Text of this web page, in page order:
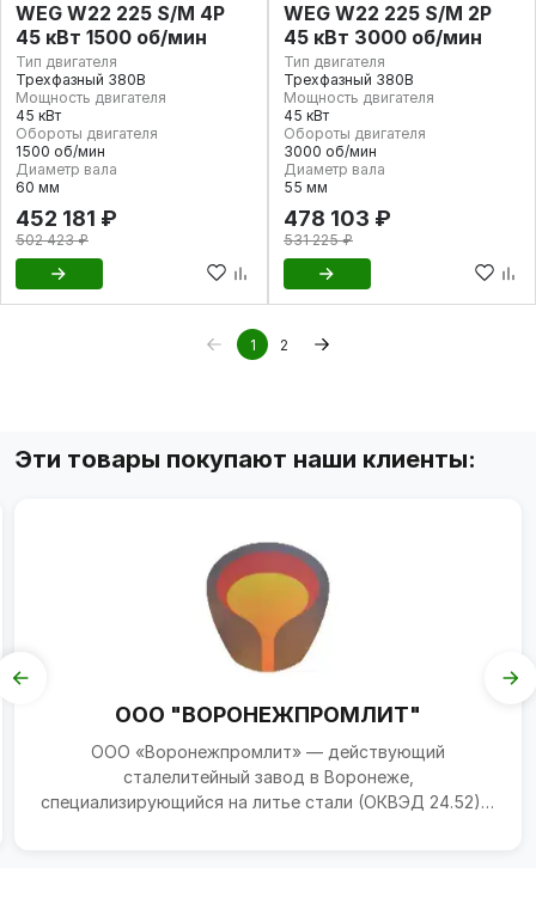
WEG W22 225 S/M 4P
45 кВт 1500 об/мин
Тип двигателя
Трехфазный 380В
Мощность двигателя
45 кВт
Обороты двигателя
1500 об/мин
Диаметр вала
60 мм
452 181 ₽
502 423 ₽
WEG W22 225 S/M 2P
45 кВт 3000 об/мин
Тип двигателя
Трехфазный 380В
Мощность двигателя
45 кВт
Обороты двигателя
3000 об/мин
Диаметр вала
55 мм
478 103 ₽
531 225 ₽
1 2
Эти товары покупают наши клиенты:
ООО "ВОРОНЕЖПРОМЛИТ"
ООО «Воронежпромлит» — действующий
сталелитейный завод в Воронеже,
специализирующийся на литье стали (ОКВЭД 24.52) и